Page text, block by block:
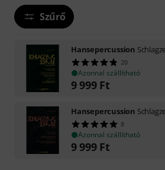
Szűrő
Hansepercussion
20
Azonnal szállítható
9 999 Ft
Hansepercussion
8
Azonnal szállítható
9 999 Ft